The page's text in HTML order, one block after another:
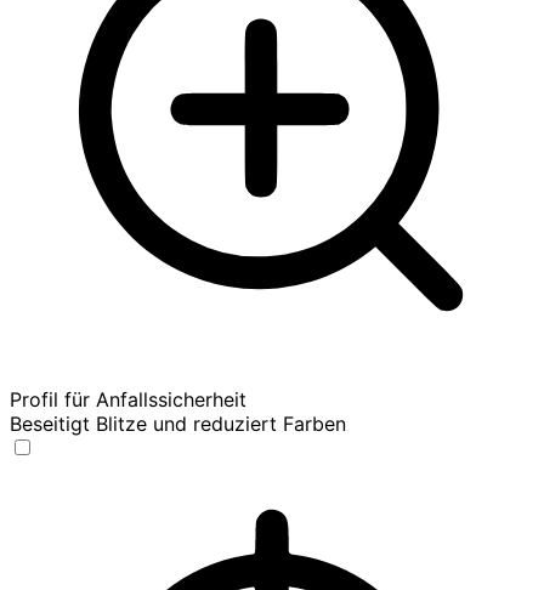
Profil für Anfallssicherheit
Beseitigt Blitze und reduziert Farben